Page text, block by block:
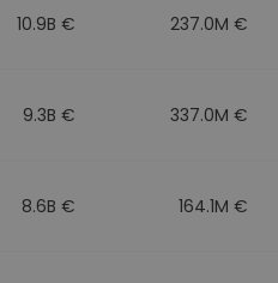
10.9B € 237.0M €
9.3B € 337.0M €
8.6B € 164.1M €